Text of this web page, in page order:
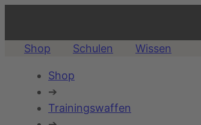
Shop Schulen Wissen
Shop
➔
Trainingswaffen